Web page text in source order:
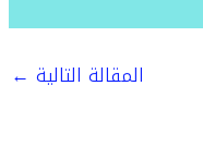
المقالة التالية ←